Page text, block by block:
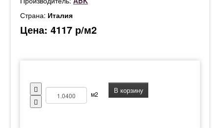
Страна: Италия
Цена: 4117 р/м2
м2 В корзину